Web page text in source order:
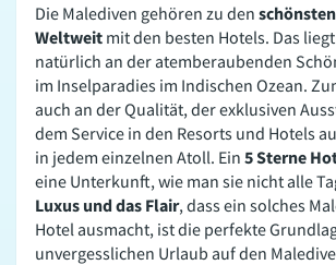
Die Malediven gehören zu den
Weltweit mit den besten Hotels. Das
natürlich an der atemberaubenden
im Inselparadies im Indischen Ozean.
auch an der Qualität, der exklusiven
dem Service in den Resorts und Hotels
in jedem einzelnen Atoll. Ein 5 Sterne
eine Unterkunft, wie man sie nicht alle
Luxus und das Flair, dass ein solches
Hotel ausmacht, ist die perfekte
unvergesslichen Urlaub auf den